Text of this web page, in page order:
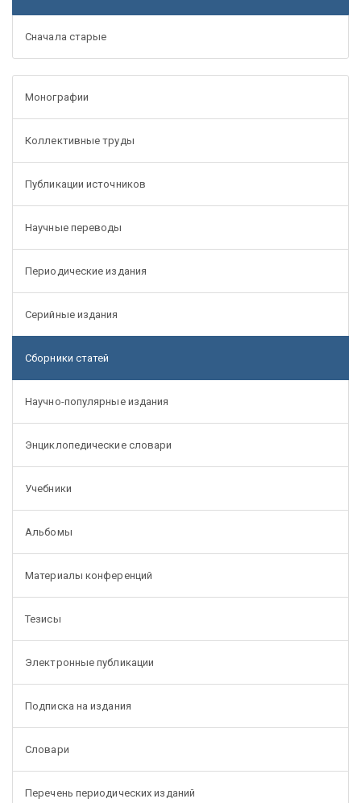
Сначала старые
Монографии
Коллективные труды
Публикации источников
Научные переводы
Периодические издания
Серийные издания
Сборники статей
Научно-популярные издания
Энциклопедические словари
Учебники
Альбомы
Материалы конференций
Тезисы
Электронные публикации
Подписка на издания
Словари
Перечень периодических изданий